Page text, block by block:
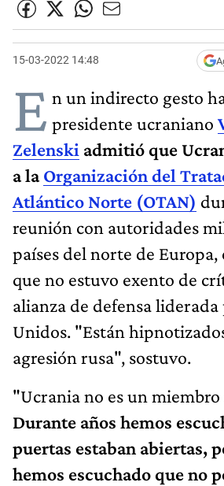
15-03-2022 14:48
E n un indirecto gesto
presidente ucraniano
Zelenski admitió que
a laOrganización del
Atlántico Norte (OTAN)
reunión con autoridades
países del norte de Europa,
que no estuvo exento de
alianza de defensa liderada
Unidos. "Están
agresión rusa", sostuvo.
"Ucrania no es un miembro
Durante años hemos
puertas estaban abiertas,
hemos escuchado que no